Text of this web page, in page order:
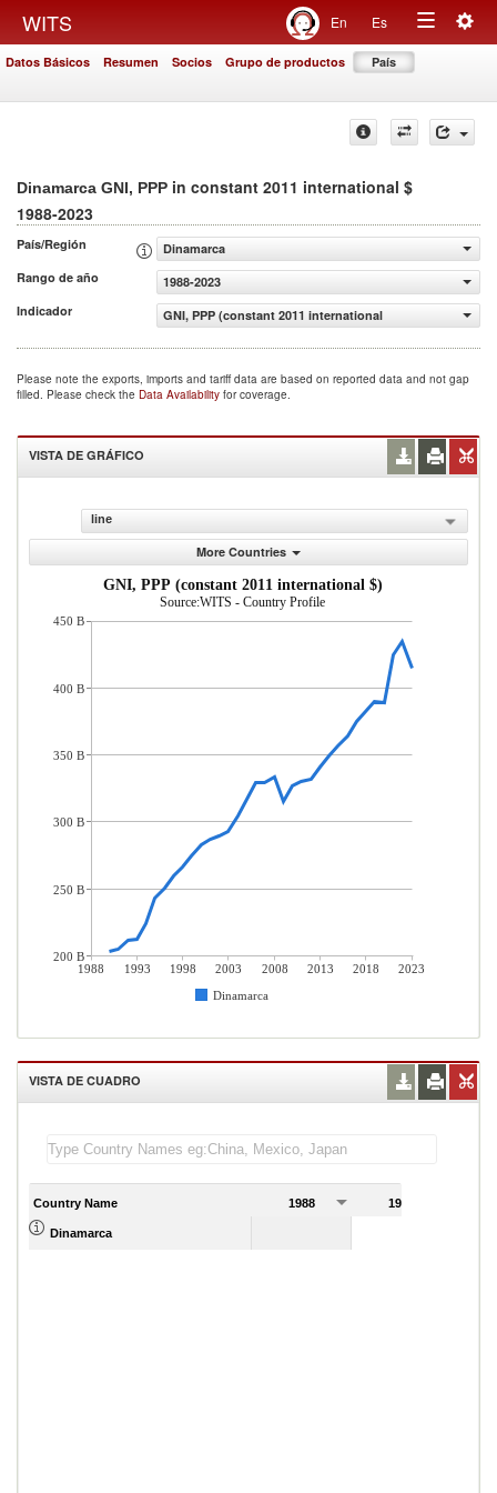
WITS En Es
Toggle
Datos Básicos Resumen Socios Grupo de productos País
Dinamarca GNI, PPP in constant 2011 international $
1988-2023
País/Región
Dinamarca
Rango de año
1988-2023
Indicador
GNI, PPP (constant 2011 international $)
Please note the exports, imports and tariff data are based on reported data and not gap
filled. Please check the Data Availability for coverage.
VISTA DE GRÁFICO
line
More Countries
GNI, PPP (constant 2011 international $)
Source:WITS - Country Profile
1988 1993 1998 2003 2008 2013 2018
2023
Dinamarca
450 B
400 B
350 B
300 B
250 B
200 B
VISTA DE CUADRO
Country Name 1988 1989
Dinamarca